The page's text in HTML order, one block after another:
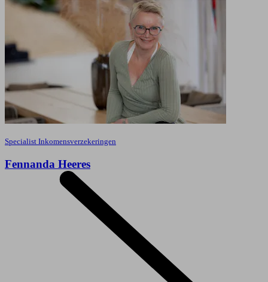
Specialist Inkomensverzekeringen
Fennanda Heeres